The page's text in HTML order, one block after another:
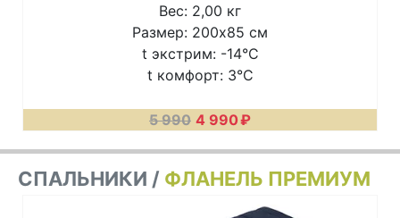
Вес: 2,00 кг
Размер: 200х85 см
t экстрим: -14°C
t комфорт: 3°C
5 990 4 990₽
СПАЛЬНИКИ / ФЛАНЕЛЬ ПРЕМИУМ